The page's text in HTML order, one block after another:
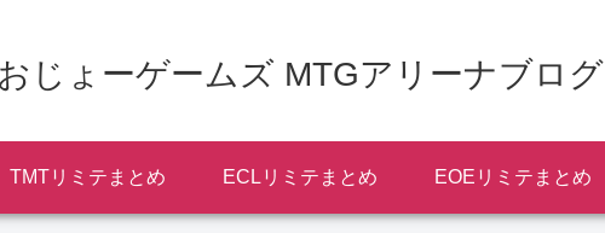
おじょーゲームズ MTGアリーナブログ
TMTリミテまとめ ECLリミテまとめ EOEリミテまとめ